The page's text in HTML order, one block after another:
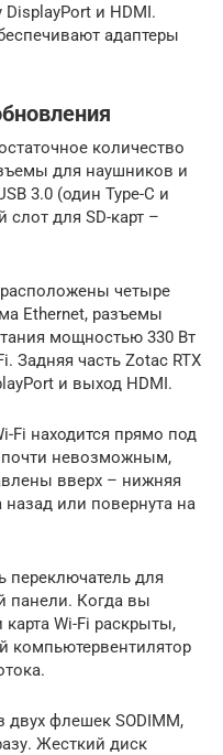
и HDMI.
адаптеры
количество
для наушников и
3.0 (один Type-C и
для SD-карт –
четыре
Ethernet, разъемы
мощностью 330 Вт
Задняя часть Zotac RTX
и выход HDMI.
Fi находится прямо под
почти невозможным,
вверх – нижняя
или повернута на
переключатель для
панели. Когда вы
Wi-Fi раскрыты,
компьютервентилятор
двух флешек SODIMM,
Жесткий диск